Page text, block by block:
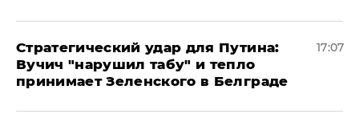
Стратегический удар для Путина:
Вучич "нарушил табу" и тепло
принимает Зеленского в Белграде
17:07